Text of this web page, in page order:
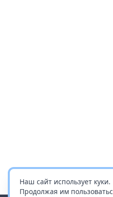
Наш сайт использует куки.
Продолжая им